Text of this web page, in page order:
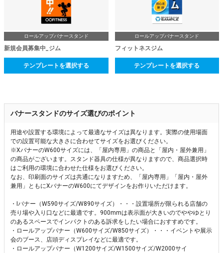
ロールアップバナースタンド
新規会員募集中_ジム
テンプレートを選択する
ロールアップバナースタンド
フィットネスジム
テンプレートを選択する
バナースタンドのサイズ選びのポイント
用途や設置する環境によって最適なサイズは異なります。実際の使用場面
での設置可能な大きさに合わせてサイズをお選びください。
※XバナーのW600サイズには、「屋内専用」の商品と「屋内・屋外兼用」
の商品がございます。スタンド器具の仕様が異なりますので、商品選択時
はご利用の環境に合わせた仕様をお選びください。
なお、印刷面のサイズは共通になりますため、「屋内専用」「屋内・屋外
兼用」ともにXバナーのW600にてデザインをお作りいただけます。
・Iバナー（W590サイズ/W890サイズ）・・・設置場所が限られる店舗の
売り場や入り口などに最適です。900mmは表示面が大きいのでややゆとり
のあるスペースでインパクトのある訴求をしたい場合におすすめです。
・ロールアップバナー（W600サイズ/W850サイズ）・・・イベントや展示
会のブース、店頭ディスプレイなどに最適です。
・ロールアップバナー（W1200サイズ/W1500サイズ/W2000サイ